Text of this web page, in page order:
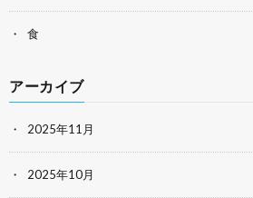
食
アーカイブ
2025年11月
2025年10月